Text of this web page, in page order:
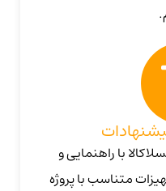
با راهنمایی و
متناسب با پروژه